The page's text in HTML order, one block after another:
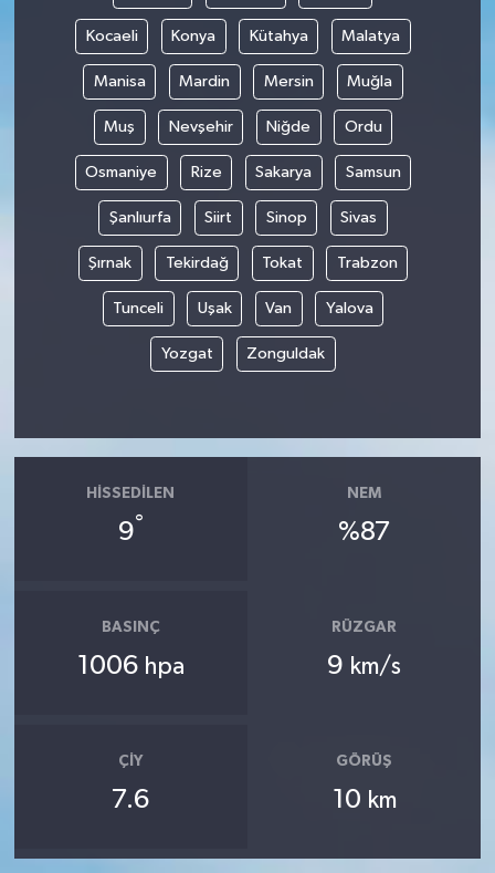
Kocaeli Konya Kütahya Malatya
Manisa Mardin Mersin Muğla
Muş Nevşehir Niğde Ordu
Osmaniye Rize Sakarya Samsun
Şanlıurfa Siirt Sinop Sivas
Şırnak Tekirdağ Tokat Trabzon
Tunceli Uşak Van Yalova
Yozgat Zonguldak
HISSEDILEN
9°
NEM
%87
BASINÇ
1006 hpa
RÜZGAR
9 km/s
ÇIY
7.6
GÖRÜŞ
10 km